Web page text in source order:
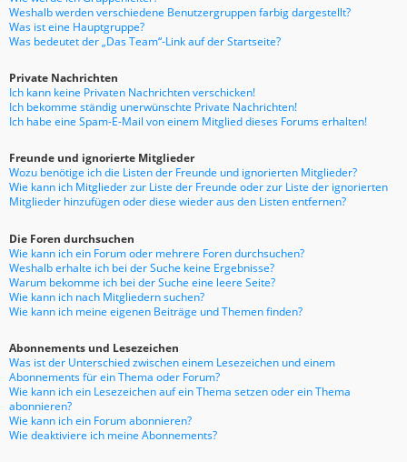
Weshalb werden verschiedene Benutzergruppen farbig dargestellt?
Was ist eine Hauptgruppe?
Was bedeutet der „Das Team“-Link auf der Startseite?
Private Nachrichten
Ich kann keine Privaten Nachrichten verschicken!
Ich bekomme ständig unerwünschte Private Nachrichten!
Ich habe eine Spam-E-Mail von einem Mitglied dieses Forums erhalten!
Freunde und ignorierte Mitglieder
Wozu benötige ich die Listen der Freunde und ignorierten Mitglieder?
Wie kann ich Mitglieder zur Liste der Freunde oder zur Liste der ignorierten
Mitglieder hinzufügen oder diese wieder aus den Listen entfernen?
Die Foren durchsuchen
Wie kann ich ein Forum oder mehrere Foren durchsuchen?
Weshalb erhalte ich bei der Suche keine Ergebnisse?
Warum bekomme ich bei der Suche eine leere Seite?
Wie kann ich nach Mitgliedern suchen?
Wie kann ich meine eigenen Beiträge und Themen finden?
Abonnements und Lesezeichen
Was ist der Unterschied zwischen einem Lesezeichen und einem
Abonnements für ein Thema oder Forum?
Wie kann ich ein Lesezeichen auf ein Thema setzen oder ein Thema
abonnieren?
Wie kann ich ein Forum abonnieren?
Wie deaktiviere ich meine Abonnements?